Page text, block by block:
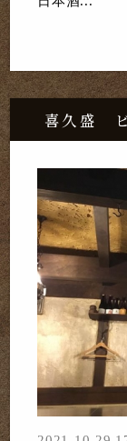
喜久盛